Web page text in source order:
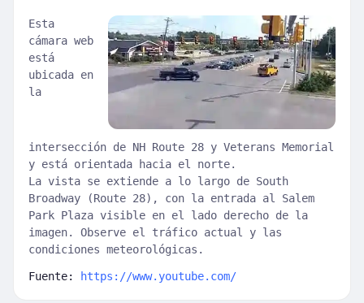
Esta
cámara web
está
ubicada en
la
intersección de NH Route 28 y Veterans Memorial
y está orientada hacia el norte.
La vista se extiende a lo largo de South
Broadway (Route 28), con la entrada al Salem
Park Plaza visible en el lado derecho de la
imagen. Observe el tráfico actual y las
condiciones meteorológicas.
Fuente: https://www.youtube.com/